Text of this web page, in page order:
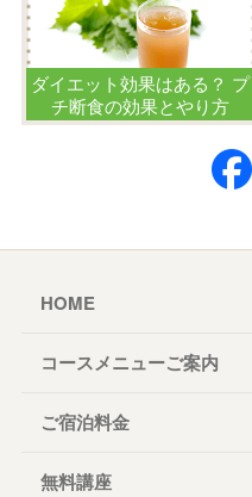
ダイエット効果はある？ プ
チ断食の効果とやり方
HOME
コースメニューご案内
ご宿泊料金
無料講座